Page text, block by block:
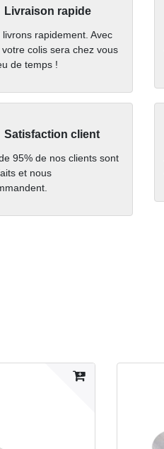
Livraison rapide
livrons rapidement. Avec
votre colis sera chez vous
de temps !
Satisfaction client
95% de nos clients sont
et nous